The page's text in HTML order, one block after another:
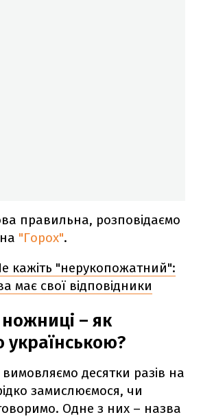
правильна, розповідаємо
"Горох".
кажіть "нерукопожатний":
має свої відповідники
– як
вимовляємо десятки разів на
замислюємося, чи
Одне з них – назва